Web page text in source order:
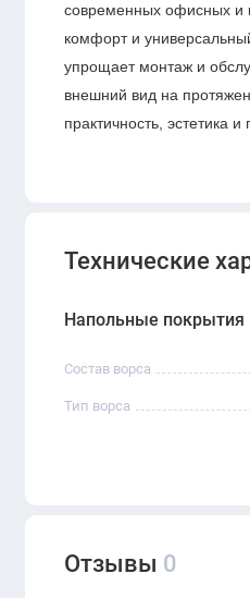
современных офисных и
комфорт и
упрощает монтаж и
внешний вид на
практичность, эстетика
Технические
Напольные покрытия
Состав ворса
Тип ворса
Отзывы 0